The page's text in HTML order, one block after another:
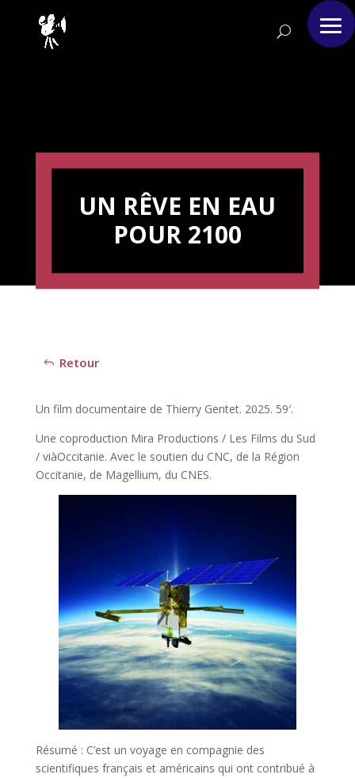
UN RÊVE EN EAU
POUR 2100
Retour
Un film documentaire de Thierry Gentet. 2025. 59′.
Une coproduction Mira Productions / Les Films du Sud
/ viàOccitanie. Avec le soutien du CNC, de la Région
Occitanie, de Magellium, du CNES.
Résumé : C’est un voyage en compagnie des
scientifiques français et américains qui ont contribué à